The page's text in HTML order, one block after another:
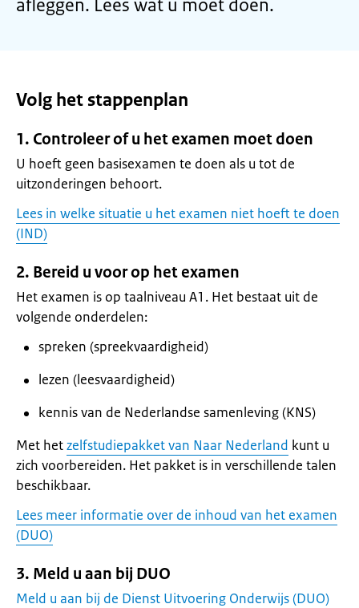
afleggen. Lees wat u moet doen.
Volg het stappenplan
1. Controleer of u het examen moet doen
U hoeft geen basisexamen te doen als u tot de
uitzonderingen behoort.
Lees in welke situatie u het examen niet hoeft te doen
(IND)
2. Bereid u voor op het examen
Het examen is op taalniveau A1. Het bestaat uit de
volgende onderdelen:
spreken (spreekvaardigheid)
lezen (leesvaardigheid)
kennis van de Nederlandse samenleving (KNS)
Met hetzelfstudiepakket van Naar Nederland kunt u
zich voorbereiden. Het pakket is in verschillende talen
beschikbaar.
Lees meer informatie over de inhoud van het examen
(DUO)
3. Meld u aan bij DUO
Meld u aan bij de Dienst Uitvoering Onderwijs (DUO)